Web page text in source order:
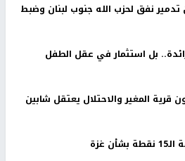
نفق لحزب الله جنوب لبنان وضبط
بل استثمار في عقل الطفل
المغير والاحتلال يعتقل شابين
غزة